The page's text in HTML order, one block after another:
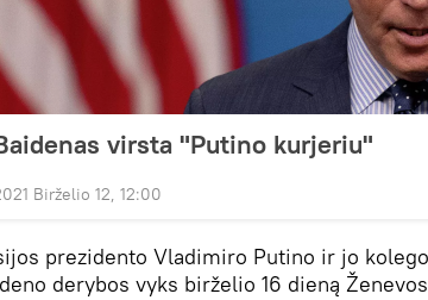
virsta "Putino kurjeriu"
Birželio 12, 12:00
prezidento Vladimiro Putino ir jo
derybos vyks birželio 16 dieną